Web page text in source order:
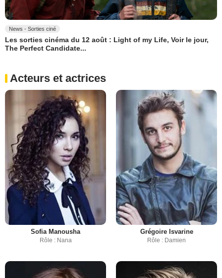
News - Sorties ciné
Les sorties cinéma du 12 août : Light of my Life, Voir le jour,
The Perfect Candidate...
Acteurs et actrices
Sofia Manousha
Rôle : Nana
Grégoire Isvarine
Rôle : Damien